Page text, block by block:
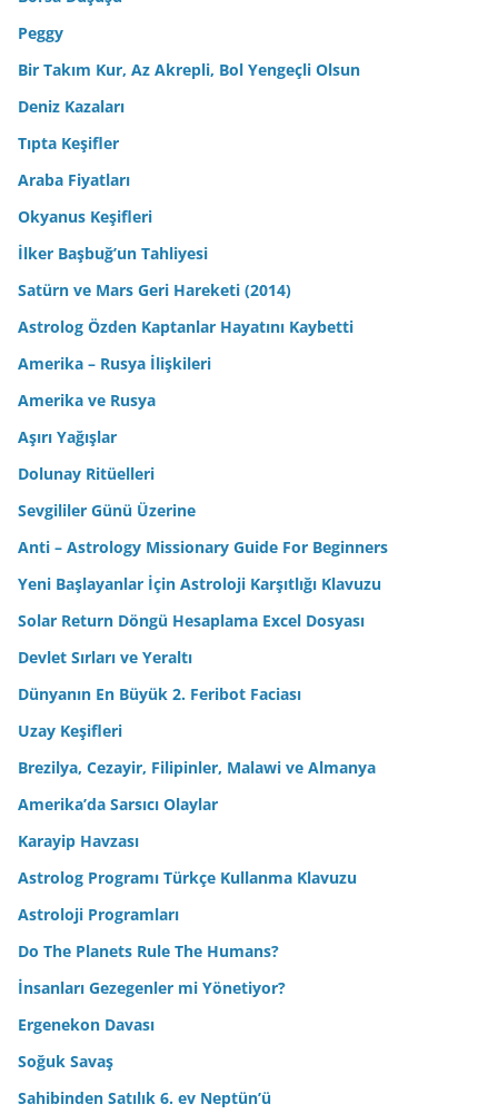
Peggy
Bir Takım Kur, Az Akrepli, Bol Yengeçli Olsun
Deniz Kazaları
Tıpta Keşifler
Araba Fiyatları
Okyanus Keşifleri
İlker Başbuğ’un Tahliyesi
Satürn ve Mars Geri Hareketi (2014)
Astrolog Özden Kaptanlar Hayatını Kaybetti
Amerika – Rusya İlişkileri
Amerika ve Rusya
Aşırı Yağışlar
Dolunay Ritüelleri
Sevgililer Günü Üzerine
Anti – Astrology Missionary Guide For Beginners
Yeni Başlayanlar İçin Astroloji Karşıtlığı Klavuzu
Solar Return Döngü Hesaplama Excel Dosyası
Devlet Sırları ve Yeraltı
Dünyanın En Büyük 2. Feribot Faciası
Uzay Keşifleri
Brezilya, Cezayir, Filipinler, Malawi ve Almanya
Amerika’da Sarsıcı Olaylar
Karayip Havzası
Astrolog Programı Türkçe Kullanma Klavuzu
Astroloji Programları
Do The Planets Rule The Humans?
İnsanları Gezegenler mi Yönetiyor?
Ergenekon Davası
Soğuk Savaş
Sahibinden Satılık 6. ev Neptün’ü